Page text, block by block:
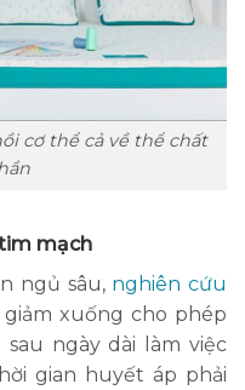
cơ thể cả về thể chất
mạch
ngủ sâu, nghiên cứu
xuống cho phép
ngày dài làm việc
gian huyết áp phải